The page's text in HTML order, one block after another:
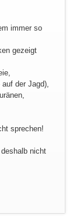
immer so
gezeigt
der Jagd),
sprechen!
nicht